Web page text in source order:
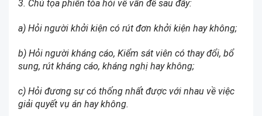
3. Chủ tọa phiên tòa hỏi về vấn đề sau đây:
a) Hỏi người khởi kiện có rút đơn khởi kiện hay không;
b) Hỏi người kháng cáo, Kiểm sát viên có thay đổi, bổ
sung, rút kháng cáo, kháng nghị hay không;
c) Hỏi đương sự có thống nhất được với nhau về việc
giải quyết vụ án hay không.